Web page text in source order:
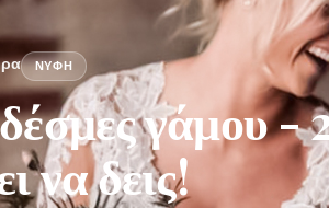
ΝΎΦΗ
γάμου -
να δεις!